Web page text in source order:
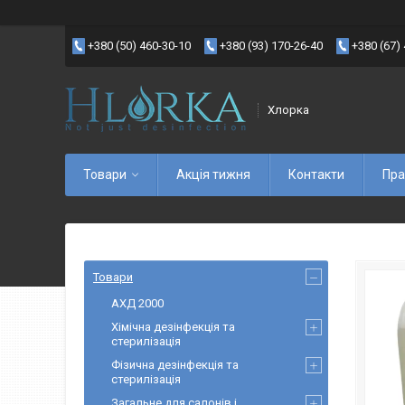
+380 (50) 460-30-10 +380 (93) 170-26-40 +380 (67)
Хлорка
Товари Акція тижня Контакти
Товари
АХД 2000
Хімічна дезінфекція та
стерилізація
Фізична дезінфекція та
стерилізація